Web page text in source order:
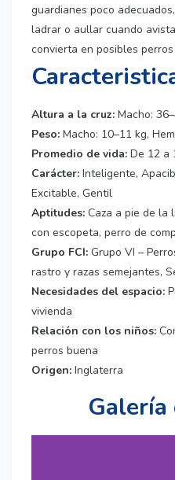
guardianes poco
ladrar o aullar cuando
convierta en posibles
Altura a la cruz: Macho:
Peso: Macho: 10–11 kg,
Promedio de vida: De 12 a
Carácter: Inteligente,
Excitable, Gentil
Aptitudes: Caza a pie de la
con escopeta, perro de
Grupo FCI: Grupo VI –
rastro y razas semejantes,
Necesidades del espacio:
vivienda
Relación con los niños:
perros buena
Origen: Inglaterra